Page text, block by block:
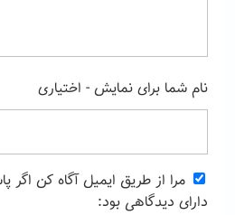
نام شما برای نمایش - اختیاری
مرا از طریق ایمیل آگاه کن اگر
دارای دیدگاهی بود: